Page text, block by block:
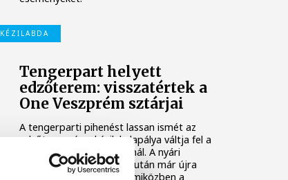
KÉZILABDA
Tengerpart helyett
edzőterem: visszatértek a
One Veszprém sztárjai
A tengerparti pihenést lassan ismét az
edzőterem és a kézilabdapálya váltja fel a
One Veszprém játékosainál. A nyári
szabadság utolsó napjai után már újra
együtt dolgozik a keret, miközben a